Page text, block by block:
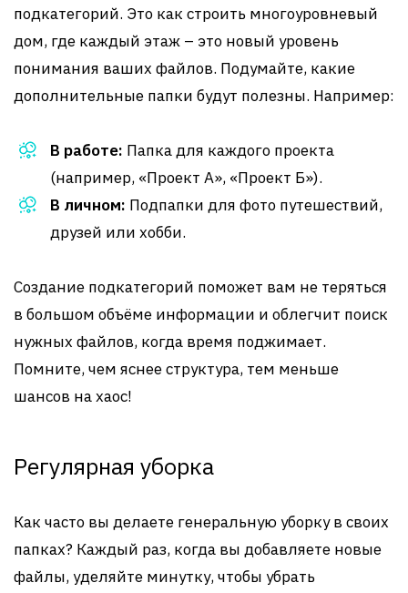
подкатегорий. Это как строить многоуровневый
дом, где каждый этаж – это новый уровень
понимания ваших файлов. Подумайте, какие
дополнительные папки будут полезны. Например:
В работе: Папка для каждого проекта
(например, «Проект А», «Проект Б»).
В личном: Подпапки для фото путешествий,
друзей или хобби.
Создание подкатегорий поможет вам не теряться
в большом объёме информации и облегчит поиск
нужных файлов, когда время поджимает.
Помните, чем яснее структура, тем меньше
шансов на хаос!
Регулярная уборка
Как часто вы делаете генеральную уборку в своих
папках? Каждый раз, когда вы добавляете новые
файлы, уделяйте минутку, чтобы убрать